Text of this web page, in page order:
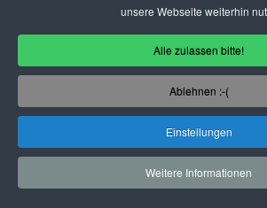
unsere Webseite weiterhin
Alle zulassen bitte!
Ablehnen :-(
Einstellungen
Weitere Informationen
DEIN LOKAL
USER